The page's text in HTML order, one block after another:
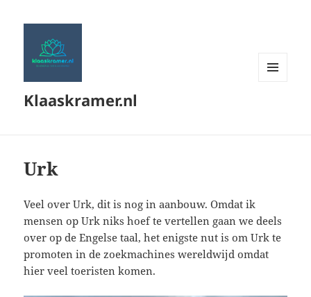
Klaaskramer.nl
Urk
Veel over Urk, dit is nog in aanbouw. Omdat ik
mensen op Urk niks hoef te vertellen gaan we deels
over op de Engelse taal, het enigste nut is om Urk te
promoten in de zoekmachines wereldwijd omdat
hier veel toeristen komen.